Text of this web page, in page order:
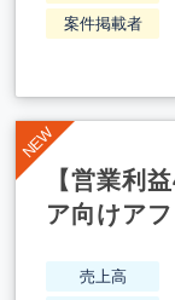
案件掲載者
【営業利
ア向けア
売上高